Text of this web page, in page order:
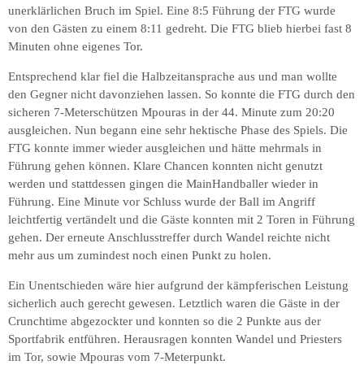
unerklärlichen Bruch im Spiel. Eine 8:5 Führung der FTG wurde
von den Gästen zu einem 8:11 gedreht. Die FTG blieb hierbei fast 8
Minuten ohne eigenes Tor.
Entsprechend klar fiel die Halbzeitansprache aus und man wollte
den Gegner nicht davonziehen lassen. So konnte die FTG durch den
sicheren 7-Meterschützen Mpouras in der 44. Minute zum 20:20
ausgleichen. Nun begann eine sehr hektische Phase des Spiels. Die
FTG konnte immer wieder ausgleichen und hätte mehrmals in
Führung gehen können. Klare Chancen konnten nicht genutzt
werden und stattdessen gingen die MainHandballer wieder in
Führung. Eine Minute vor Schluss wurde der Ball im Angriff
leichtfertig vertändelt und die Gäste konnten mit 2 Toren in Führung
gehen. Der erneute Anschlusstreffer durch Wandel reichte nicht
mehr aus um zumindest noch einen Punkt zu holen.
Ein Unentschieden wäre hier aufgrund der kämpferischen Leistung
sicherlich auch gerecht gewesen. Letztlich waren die Gäste in der
Crunchtime abgezockter und konnten so die 2 Punkte aus der
Sportfabrik entführen. Herausragen konnten Wandel und Priesters
im Tor, sowie Mpouras vom 7-Meterpunkt.